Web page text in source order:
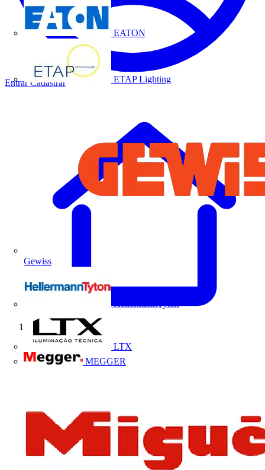
EATON
ETAP Lighting
Gewiss
HellermannTyton
LTX
MEGGER
Entrar Cadastrar
Início